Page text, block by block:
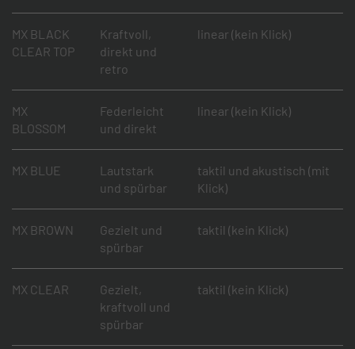
MX BLACK
CLEAR TOP
Kraftvoll,
direkt und
retro
linear (kein Klick)
MX
BLOSSOM
Federleicht
und direkt
linear (kein Klick)
MX BLUE
Lautstark
und spürbar
taktil und akustisch (mit
Klick)
MX BROWN
Gezielt und
spürbar
taktil (kein Klick)
MX CLEAR
Gezielt,
kraftvoll und
spürbar
taktil (kein Klick)